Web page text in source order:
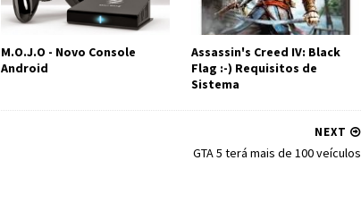
M.O.J.O - Novo Console
Android
Assassin's Creed IV: Black
Flag :-) Requisitos de
Sistema
NEXT
GTA 5 terá mais de 100 veículos